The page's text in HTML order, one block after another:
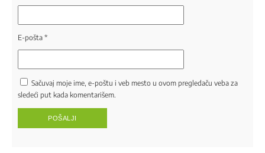
E-pošta *
Sačuvaj moje ime, e-poštu i veb mesto u ovom pregledaču veba za
sledeći put kada komentarišem.